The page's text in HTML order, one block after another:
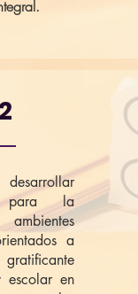
para la
a
en